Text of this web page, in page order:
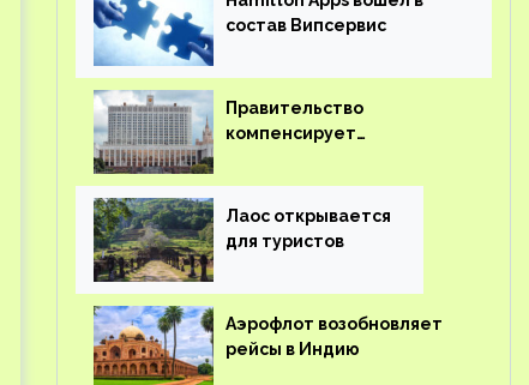
состав Випсервис
Правительство
компенсирует
на вывоз россиян из-за
рубежа
Лаос открывается
для туристов
Аэрофлот возобновляет
рейсы в Индию